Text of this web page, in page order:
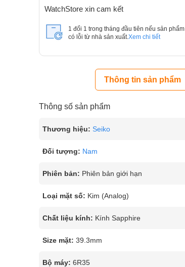
WatchStore xin cam kết
1 đổi 1 trong tháng đầu tiên nếu sản phẩm
có lỗi từ nhà sản xuất. Xem chi tiết
Thông tin sản phẩm
Thông số sản phẩm
Thương hiệu: Seiko
Đối tượng: Nam
Phiên bản: Phiên bản giới hạn
Loại mặt số: Kim (Analog)
Chất liệu kính: Kính Sapphire
Size mặt: 39.3mm
Bộ máy: 6R35